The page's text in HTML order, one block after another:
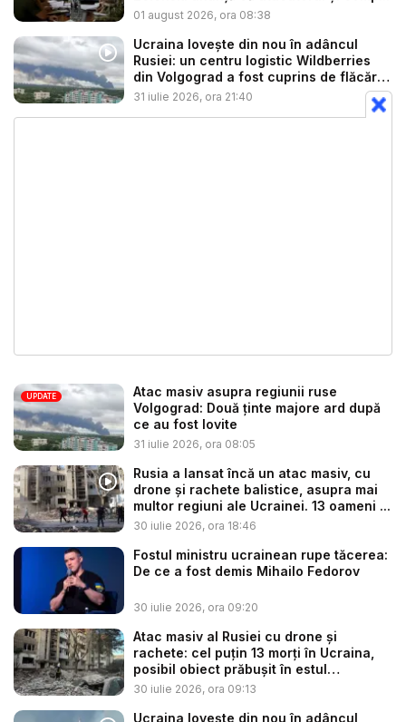
01 august 2026, ora 08:38
Ucraina lovește din nou în adâncul
Rusiei: un centru logistic Wildberries
din Volgograd a fost cuprins de flăcări
...
31 iulie 2026, ora 21:40
UPDATE
Atac masiv asupra regiunii ruse
Volgograd: Două ținte majore ard după
ce au fost lovite
31 iulie 2026, ora 08:05
Rusia a lansat încă un atac masiv, cu
drone și rachete balistice, asupra mai
multor regiuni ale Ucrainei. 13 oameni ...
30 iulie 2026, ora 18:46
Fostul ministru ucrainean rupe tăcerea:
De ce a fost demis Mihailo Fedorov
30 iulie 2026, ora 09:20
Atac masiv al Rusiei cu drone și
rachete: cel puțin 13 morți în Ucraina,
posibil obiect prăbușit în estul
Poloniei...
30 iulie 2026, ora 09:13
Ucraina lovește din nou în adâncul